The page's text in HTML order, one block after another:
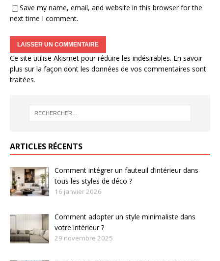
Save my name, email, and website in this browser for the
next time I comment.
Ce site utilise Akismet pour réduire les indésirables. En savoir
plus sur la façon dont les données de vos commentaires sont
traitées.
ARTICLES RÉCENTS
Comment intégrer un fauteuil d’intérieur dans
tous les styles de déco ?
16 janvier 2026
Comment adopter un style minimaliste dans
votre intérieur ?
29 novembre 2025